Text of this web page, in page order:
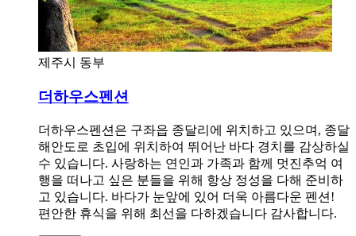
제주시 동부
더하우스펜션
더하우스펜션은 구좌읍 종달리에 위치하고 있으며, 종달
해안도로 초입에 위치하여 뛰어난 바다 경치를 감상하실
수 있습니다. 사랑하는 연인과 가족과 함께 멋진추억 여
행을 떠나고 싶은 분들을 위해 항상 정성을 다해 준비하
고 있습니다. 바다가 눈앞에 있어 더욱 아름다운 펜션!
편안한 휴식을 위해 최선을 다하겠습니다 감사합니다.